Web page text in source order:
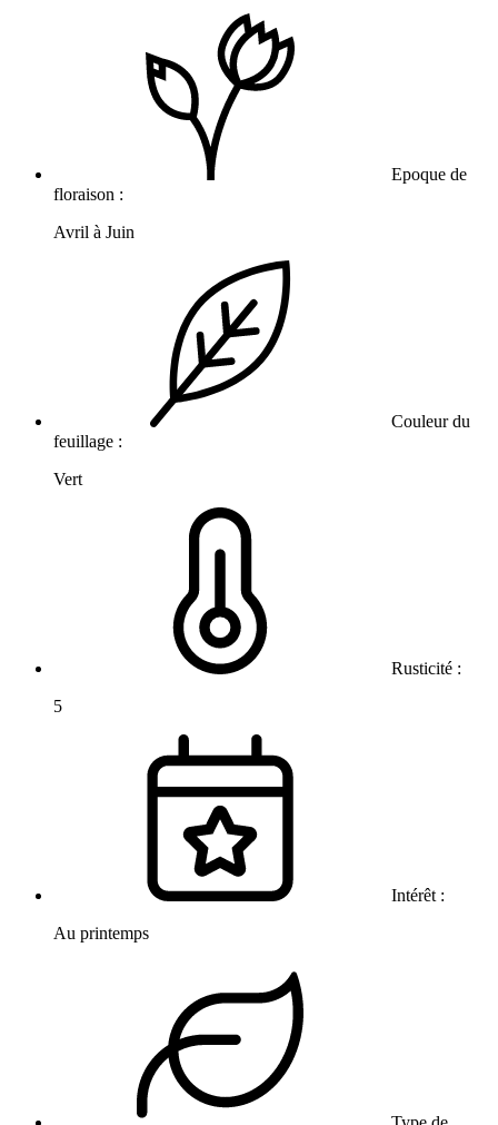
Epoque de
floraison :
Avril à Juin
Couleur du
feuillage :
Vert
Rusticité :
5
Intérêt :
Au printemps